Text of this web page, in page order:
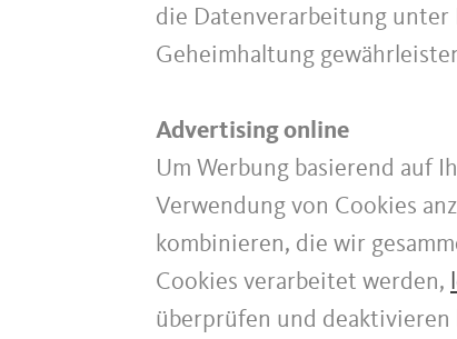
die Datenverarbeitung unter
Geheimhaltung
Advertising online
Um Werbung basierend auf
Verwendung von Cookies
kombinieren, die wir
Cookies verarbeitet werden,
überprüfen und deaktivieren